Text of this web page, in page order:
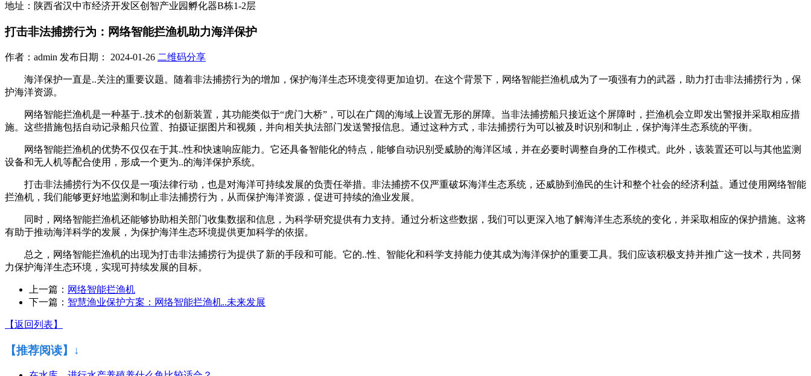
地址：陕西省汉中市经济开发区创智产业园孵化器B栋1-2层
打击非法捕捞行为：网络智能拦渔机助力海洋保护
作者：admin 发布日期： 2024-01-26 二维码分享
海洋保护一直是..关注的重要议题。随着非法捕捞行为的增加，保护海洋生态环境变得更加迫切。在这个背景下，网络智能拦渔机成为了一项强有力的武器，助力打击非法捕捞行为，保
护海洋资源。
网络智能拦渔机是一种基于..技术的创新装置，其功能类似于“虎门大桥”，可以在广阔的海域上设置无形的屏障。当非法捕捞船只接近这个屏障时，拦渔机会立即发出警报并采取相应措
施。这些措施包括自动记录船只位置、拍摄证据图片和视频，并向相关执法部门发送警报信息。通过这种方式，非法捕捞行为可以被及时识别和制止，保护海洋生态系统的平衡。
网络智能拦渔机的优势不仅仅在于其..性和快速响应能力。它还具备智能化的特点，能够自动识别受威胁的海洋区域，并在必要时调整自身的工作模式。此外，该装置还可以与其他监测
设备和无人机等配合使用，形成一个更为..的海洋保护系统。
打击非法捕捞行为不仅仅是一项法律行动，也是对海洋可持续发展的负责任举措。非法捕捞不仅严重破坏海洋生态系统，还威胁到渔民的生计和整个社会的经济利益。通过使用网络智能
拦渔机，我们能够更好地监测和制止非法捕捞行为，从而保护海洋资源，促进可持续的渔业发展。
同时，网络智能拦渔机还能够协助相关部门收集数据和信息，为科学研究提供有力支持。通过分析这些数据，我们可以更深入地了解海洋生态系统的变化，并采取相应的保护措施。这将
有助于推动海洋科学的发展，为保护海洋生态环境提供更加科学的依据。
总之，网络智能拦渔机的出现为打击非法捕捞行为提供了新的手段和可能。它的..性、智能化和科学支持能力使其成为海洋保护的重要工具。我们应该积极支持并推广这一技术，共同努
力保护海洋生态环境，实现可持续发展的目标。
上一篇： 网络智能拦渔机
下一篇： 智慧渔业保护方案：网络智能拦渔机..未来发展
【返回列表】
【推荐阅读】↓